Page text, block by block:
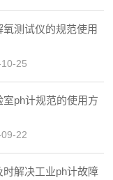
氧测试仪的规范使用
25
室ph计规范的使用方
22
时解决工业ph计故障